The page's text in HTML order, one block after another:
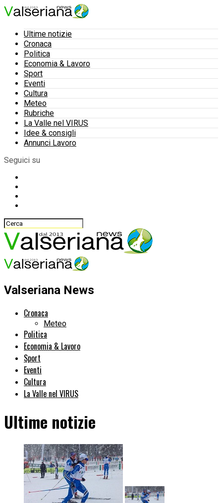
Ultime notizie
Cronaca
Politica
Economia & Lavoro
Sport
Eventi
Cultura
Meteo
Rubriche
La Valle nel VIRUS
Idee & consigli
Annunci Lavoro
Seguici su
Valseriana News
Cronaca
Meteo
Politica
Economia & Lavoro
Sport
Eventi
Cultura
La Valle nel VIRUS
Ultime notizie